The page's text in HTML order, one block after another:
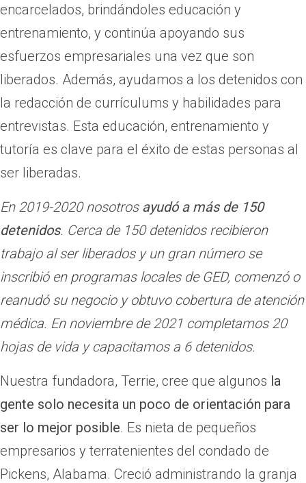
encarcelados, brindándoles educación y
entrenamiento, y continúa apoyando sus
esfuerzos empresariales una vez que son
liberados. Además, ayudamos a los detenidos con
la redacción de currículums y habilidades para
entrevistas. Esta educación, entrenamiento y
tutoría es clave para el éxito de estas personas al
ser liberadas.
En 2019-2020 nosotros ayudó a más de 150
detenidos. Cerca de 150 detenidos recibieron
trabajo al ser liberados y un gran número se
inscribió en programas locales de GED, comenzó o
reanudó su negocio y obtuvo cobertura de atención
médica. En noviembre de 2021 completamos 20
hojas de vida y capacitamos a 6 detenidos.
Nuestra fundadora, Terrie, cree que algunos la
gente solo necesita un poco de orientación para
ser lo mejor posible. Es nieta de pequeños
empresarios y terratenientes del condado de
Pickens, Alabama. Creció administrando la granja